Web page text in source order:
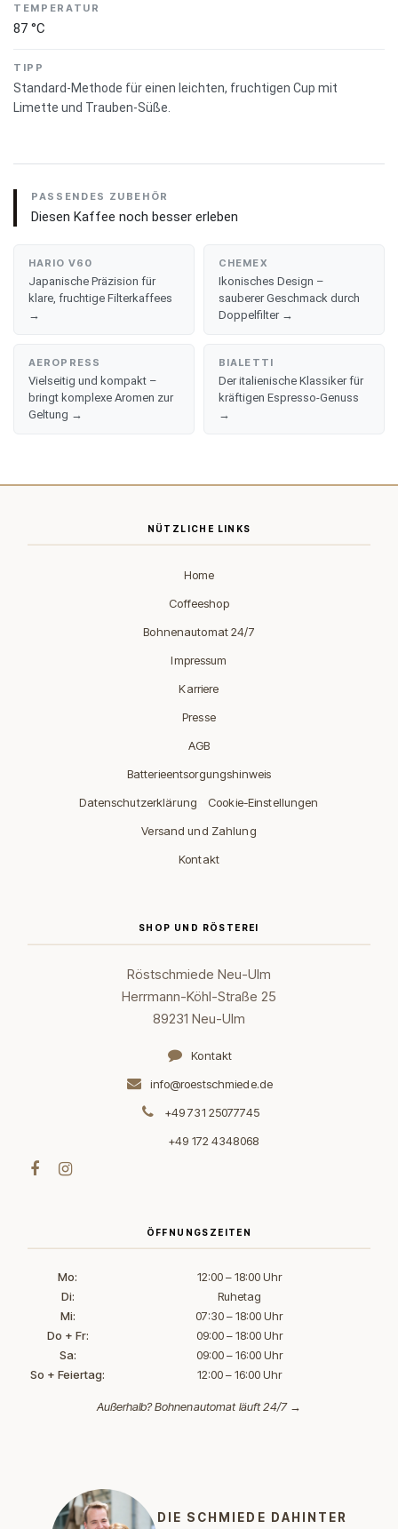
TEMPERATUR
87 °C
TIPP
Standard-Methode für einen leichten, fruchtigen Cup mit
Limette und Trauben-Süße.
PASSENDES ZUBEHÖR
Diesen Kaffee noch besser erleben
HARIO V60
Japanische Präzision für
klare, fruchtige Filterkaffees
→
CHEMEX
Ikonisches Design –
sauberer Geschmack durch
Doppelfilter →
AEROPRESS
Vielseitig und kompakt –
bringt komplexe Aromen zur
Geltung →
BIALETTI
Der italienische Klassiker für
kräftigen Espresso-Genuss
→
NÜTZLICHE LINKS
Home
Coffeeshop
Bohnenautomat 24/7
Impressum
Karriere
Presse
AGB
Batterieentsorgungshinweis
Datenschutzerklärung
Cookie-Einstellungen
Versand und Zahlung
Kontakt
SHOP UND RÖSTEREI
Röstschmiede Neu-Ulm
Herrmann-Köhl-Straße 25
89231 Neu-Ulm
Kontakt
info@roestschmiede.de
+49 731 25077745
+49 172 4348068
ÖFFNUNGSZEITEN
Mo:
12:00 – 18:00 Uhr
Di:
Ruhetag
Mi:
07:30 – 18:00 Uhr
Do + Fr:
09:00 – 18:00 Uhr
Sa:
09:00 – 16:00 Uhr
So + Feiertag:
12:00 – 16:00 Uhr
Außerhalb?Bohnenautomat läuft 24/7 →
DIE SCHMIEDE DAHINTER